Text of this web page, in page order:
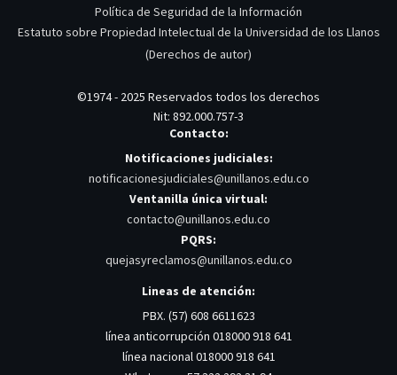
Política de Seguridad de la Información
Estatuto sobre Propiedad Intelectual de la Universidad de los Llanos
(Derechos de autor)
©1974 - 2025 Reservados todos los derechos
Nit: 892.000.757-3
Contacto:
Notificaciones judiciales:
notificacionesjudiciales@unillanos.edu.co
Ventanilla única virtual:
contacto@unillanos.edu.co
PQRS:
quejasyreclamos@unillanos.edu.co
Lineas de atención:
PBX. (57) 608 6611623
línea anticorrupción 018000 918 641
línea nacional 018000 918 641